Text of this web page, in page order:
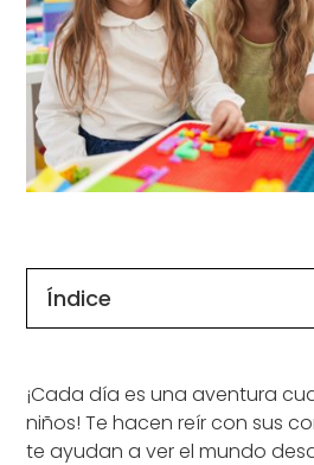
Índice
Unidos?
AuPairCare!
¡Cada día es una aventura
niños! Te hacen reír con sus
te ayudan a ver el mundo